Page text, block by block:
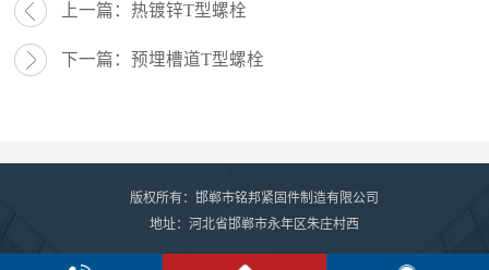
上一篇： 热镀锌T型螺栓
下一篇： 预埋槽道T型螺栓
版权所有：邯郸市铭邦紧固件制造有限公司
地址：河北省邯郸市永年区朱庄村西